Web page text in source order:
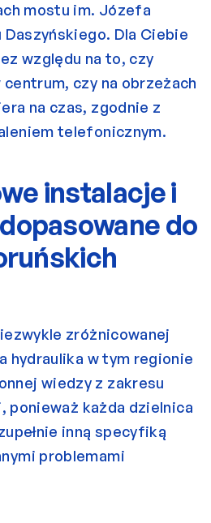
mostu im. Józefa
Daszyńskiego. Dla Ciebie
względu na to, czy
czy na obrzeżach
na czas, zgodnie z
telefonicznym.
instalacje i
do
zróżnicowanej
hydraulika w tym regionie
wiedzy z zakresu
ponieważ każda dzielnica
inną specyfiką
problemami